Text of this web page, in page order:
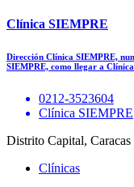
Clínica SIEMPRE
Dirección Clínica SIEMPRE,
SIEMPRE, como llegar a
0212-3523604
Clínica SIEMPRE
Distrito Capital, Caracas
Clínicas